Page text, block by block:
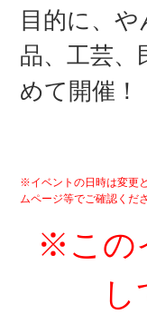
目的に、
品、工芸、
めて開催！
※イベントの日時は変更
ムページ等でご確認くださ
※この
し